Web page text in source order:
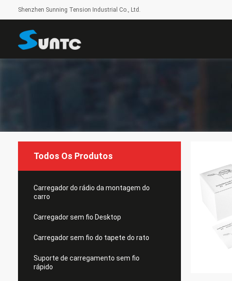
Shenzhen Sunning Tension Industrial Co., Ltd.
Todos Os Produtos
Carregador do rádio da montagem do
carro
Carregador sem fio Desktop
Carregador sem fio do tapete do rato
Suporte de carregamento sem fio
rápido